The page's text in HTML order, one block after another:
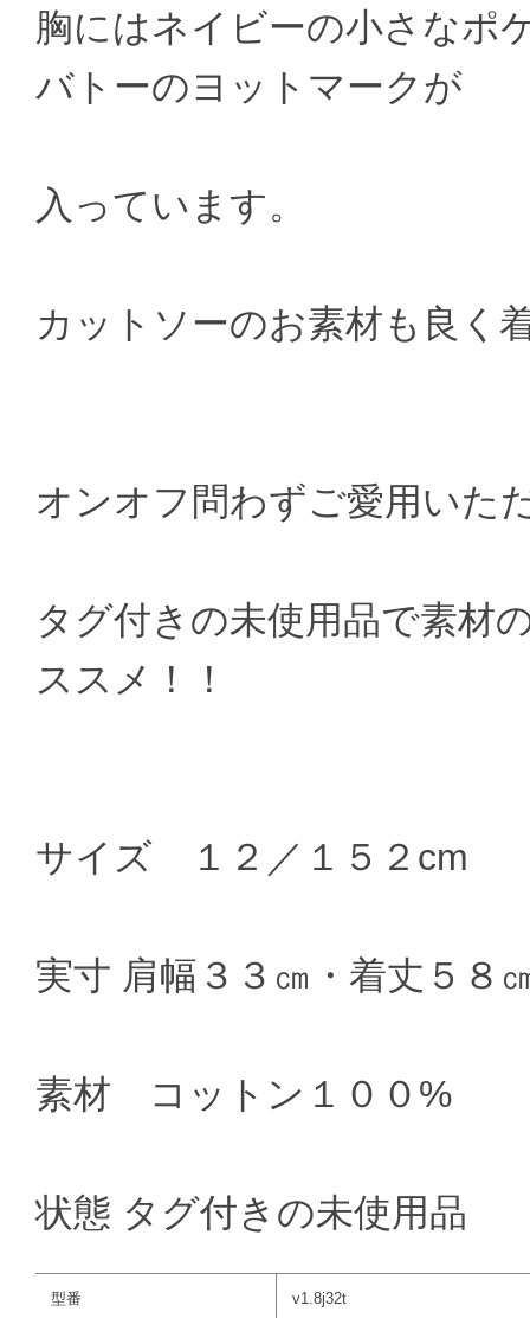
胸にはネイビーの小さなポ
バトーのヨットマークが
入っています。
カットソーのお素材も良く
オンオフ問わずご愛用いた
タグ付きの未使用品で素材
ススメ！！
サイズ １２／１５２cm
実寸 肩幅３３㎝・着丈５８
素材 コットン１００%
状態 タグ付きの未使用品
型番 v1.8j32t